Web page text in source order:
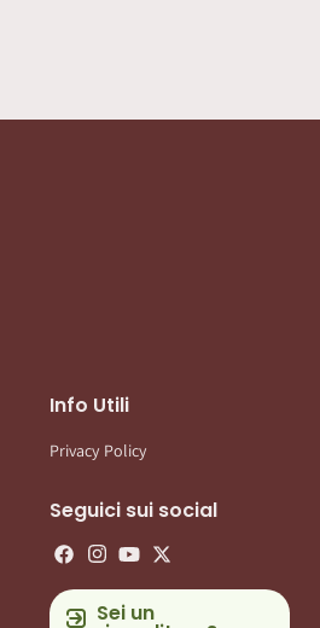
Info Utili
Privacy Policy
Seguici sui social
Sei un